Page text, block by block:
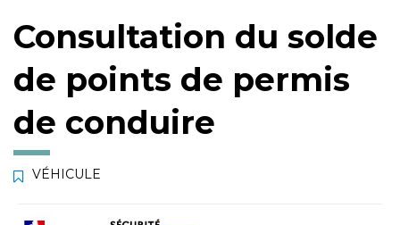
Consultation du solde
de points de permis
de conduire
VÉHICULE